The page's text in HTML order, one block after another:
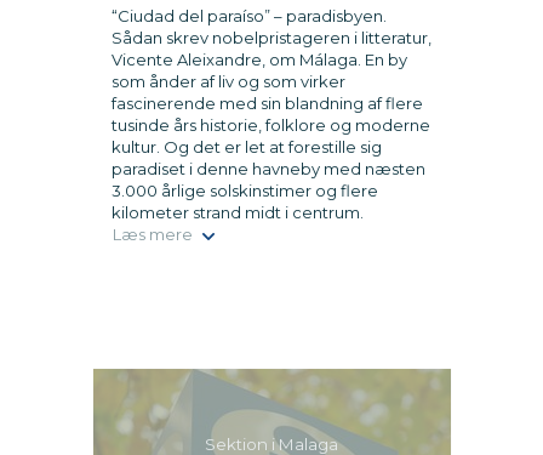
“Ciudad del paraíso” – paradisbyen.
Sådan skrev nobelpristageren i litteratur,
Vicente Aleixandre, om Málaga. En by
som ånder af liv og som virker
fascinerende med sin blandning af flere
tusinde års historie, folklore og moderne
kultur. Og det er let at forestille sig
paradiset i denne havneby med næsten
3.000 årlige solskinstimer og flere
kilometer strand midt i centrum.
Læs mere
Sektion i Malaga